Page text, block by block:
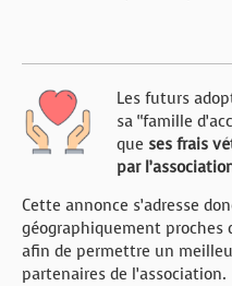
Les futurs
sa “famille
que ses frais
par
Cette annonce s’adresse
géographiquement proches
afin de permettre un
partenaires de l’association.